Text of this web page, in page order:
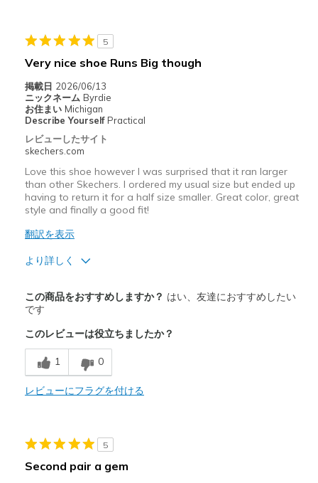
以下に最適
Casual Wear
Going Out
Width
Feels too wide
Sizing
View On Shoes
5
Very nice shoe Runs Big though
掲載日 2026/06/13
ニックネーム Byrdie
お住まい Michigan
Describe Yourself Practical
レビューしたサイト
skechers.com
Love this shoe however I was surprised that it ran larger
than other Skechers. I ordered my usual size but ended up
having to return it for a half size smaller. Great color, great
style and finally a good fit!
翻訳を表示
より詳しく
Attractive Design
Breathe Well
Comfortable
Stylish
Casual Wear
Travel
この商品をおすすめしますか？ はい、友達におすすめしたい
です
このレビューは役立ちましたか？
1 0
レビューにフラグを付ける
5
Second pair a gem